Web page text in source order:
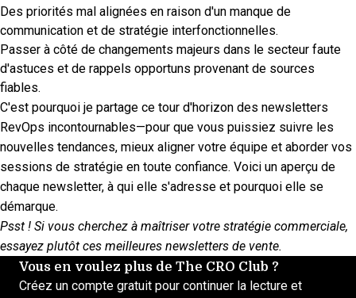
Des priorités mal alignées en raison d'un manque de
communication et de stratégie interfonctionnelles.
Passer à côté de changements majeurs dans le secteur faute
d'astuces et de rappels opportuns provenant de sources
fiables.
C'est pourquoi je partage ce tour d'horizon des newsletters
RevOps incontournables—pour que vous puissiez suivre les
nouvelles tendances, mieux aligner votre équipe et aborder vos
sessions de stratégie en toute confiance. Voici un aperçu de
chaque newsletter, à qui elle s'adresse et pourquoi elle se
démarque.
Psst ! Si vous cherchez à maîtriser votre stratégie commerciale,
essayez plutôt ces meilleures newsletters de vente.
Vous en voulez plus de The CRO Club ?
Créez un compte gratuit pour continuer la lecture et